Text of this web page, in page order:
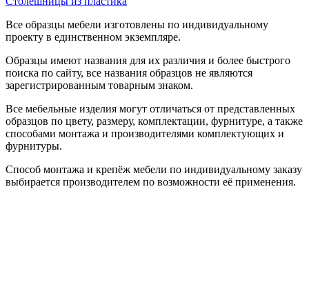
Все образцы мебели изготовлены по индивидуальному
проекту в единственном экземпляре.
Образцы имеют названия для их различия и более быстрого
поиска по сайту, все названия образцов не являются
зарегистрированным товарным знаком.
Все мебельные изделия могут отличаться от представленных
образцов по цвету, размеру, комплектации, фурнитуре, а также
способами монтажа и производителями комплектующих и
фурнитуры.
Способ монтажа и крепёж мебели по индивидуальному заказу
выбирается производителем по возможности её применения.